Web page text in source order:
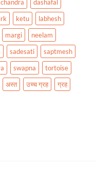
chandra
dashafal
ketu
labhesh
margi
neelam
sadesati
saptmesh
swapna
tortoise
अस्त उच्च ग्रह
ग्रह